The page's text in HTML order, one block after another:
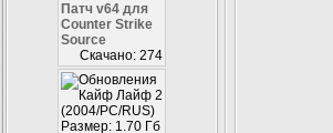
Патч v64 для
Counter Strike
Source
Скачано: 274